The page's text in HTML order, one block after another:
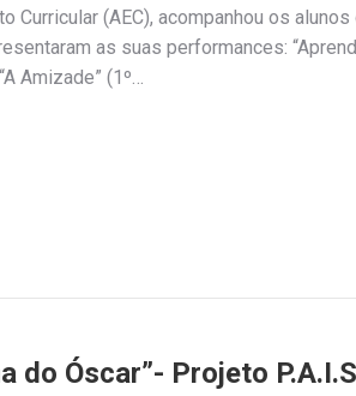
Curricular (AEC), acompanhou os
as suas performances:
Amizade” (1º…
do Óscar”- Projeto